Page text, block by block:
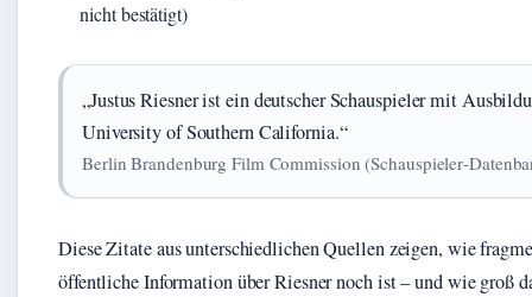
nicht bestätigt)
„Justus Riesner ist ein deutscher Schauspieler mit
University of Southern California.“
Berlin Brandenburg Film Commission
Diese Zitate aus unterschiedlichen Quellen zeigen, wie
öffentliche Information über Riesner noch ist – und wie groß